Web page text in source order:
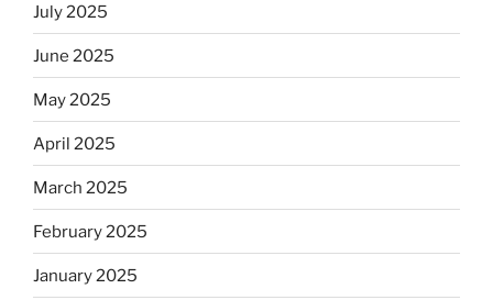
July 2025
June 2025
May 2025
April 2025
March 2025
February 2025
January 2025